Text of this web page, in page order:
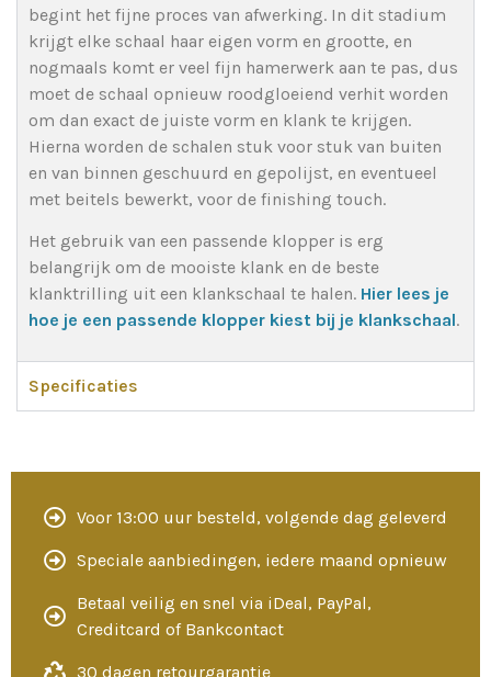
begint het fijne proces van afwerking. In dit stadium
krijgt elke schaal haar eigen vorm en grootte, en
nogmaals komt er veel fijn hamerwerk aan te pas, dus
moet de schaal opnieuw roodgloeiend verhit worden
om dan exact de juiste vorm en klank te krijgen.
Hierna worden de schalen stuk voor stuk van buiten
en van binnen geschuurd en gepolijst, en eventueel
met beitels bewerkt, voor de finishing touch.
Het gebruik van een passende klopper is erg
belangrijk om de mooiste klank en de beste
klanktrilling uit een klankschaal te halen. Hier lees je
hoe je een passende klopper kiest bij je klankschaal.
Specificaties
Voor 13:00 uur besteld, volgende dag geleverd
Speciale aanbiedingen, iedere maand opnieuw
Betaal veilig en snel via iDeal, PayPal,
Creditcard of Bankcontact
30 dagen retourgarantie